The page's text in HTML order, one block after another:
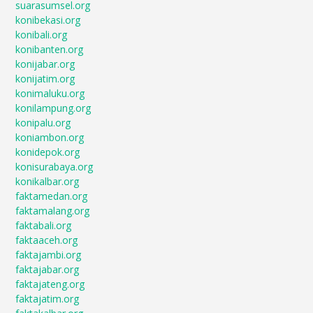
suarasumsel.org
konibekasi.org
konibali.org
konibanten.org
konijabar.org
konijatim.org
konimaluku.org
konilampung.org
konipalu.org
koniambon.org
konidepok.org
konisurabaya.org
konikalbar.org
faktamedan.org
faktamalang.org
faktabali.org
faktaaceh.org
faktajambi.org
faktajabar.org
faktajateng.org
faktajatim.org